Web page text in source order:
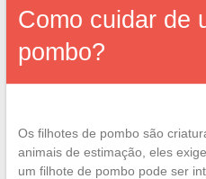
Como cuidar de
pombo?
Os filhotes de pombo são
animais de estimação, eles
um filhote de pombo pode ser